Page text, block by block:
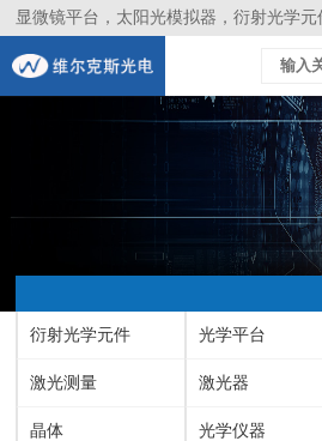
显微镜平台，太阳光模拟器，衍射光学
谱仪，生物激光器，光束分析仪，Layertec
衍射光学元件 光学平台
激光测量 激光器
晶体 光学仪器